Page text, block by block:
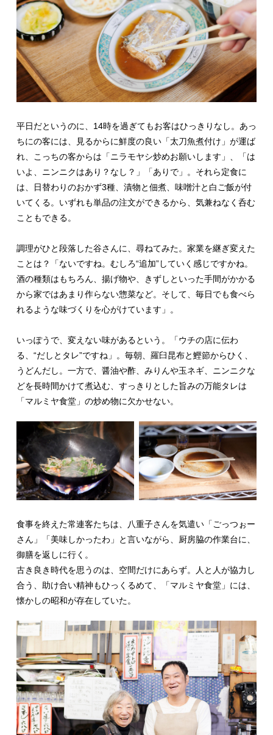
平日だというのに、14時を過ぎてもお客はひっきりなし。あっ
ちにの客には、見るからに鮮度の良い「太刀魚煮付け」が運ば
れ、こっちの客からは「ニラモヤシ炒めお願いします」、「は
いよ、ニンニクはあり？なし？」「ありで」。それら定食に
は、日替わりのおかず3種、漬物と佃煮、味噌汁と白ご飯が付
いてくる。いずれも単品の注文ができるから、気兼ねなく呑む
こともできる。
調理がひと段落した谷さんに、尋ねてみた。家業を継ぎ変えた
ことは？「ないですね。むしろ“追加”していく感じですかね。
酒の種類はもちろん、揚げ物や、きずしといった手間がかかる
から家ではあまり作らない惣菜など。そして、毎日でも食べら
れるような味づくりを心がけています」。
いっぽうで、変えない味があるという。「ウチの店に伝わ
る、“だしとタレ”ですね」。毎朝、羅臼昆布と鰹節からひく、
うどんだし。一方で、醤油や酢、みりんや玉ネギ、ニンニクな
どを長時間かけて煮込む、すっきりとした旨みの万能タレは
「マルミヤ食堂」の炒め物に欠かせない。
食事を終えた常連客たちは、八重子さんを気遣い「ごっつぉー
さん」「美味しかったわ」と言いながら、厨房脇の作業台に、
御膳を返しに行く。
古き良き時代を思うのは、空間だけにあらず。人と人が協力し
合う、助け合い精神もひっくるめて、「マルミヤ食堂」には、
懐かしの昭和が存在していた。